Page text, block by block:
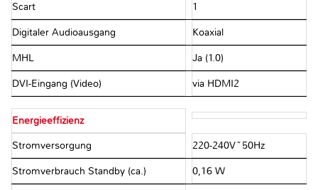
Scart 1
Digitaler Audioausgang Koaxial
MHL Ja (1.0)
DVI-Eingang (Video) via HDMI2
Energieeffizienz
Stromversorgung 220-240V~50Hz
Stromverbrauch Standby (ca.) 0,16 W